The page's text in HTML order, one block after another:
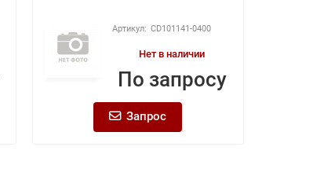
CD101141-0400
Нет в наличии
По запросу
Запрос